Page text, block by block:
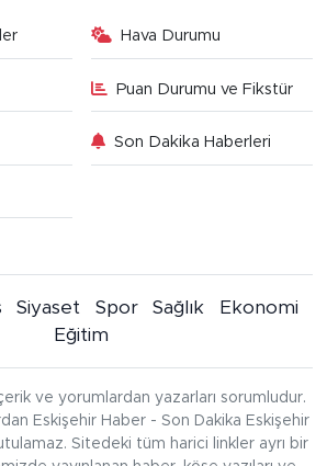
Hava Durumu
Puan Durumu ve Fikstür
Son Dakika Haberleri
Siyaset Spor Sağlık
Ekonomi
Eğitim
ve yorumlardan yazarları sorumludur.
Eskişehir Haber - Son Dakika Eskişehir
Sitedeki tüm harici linkler ayrı bir